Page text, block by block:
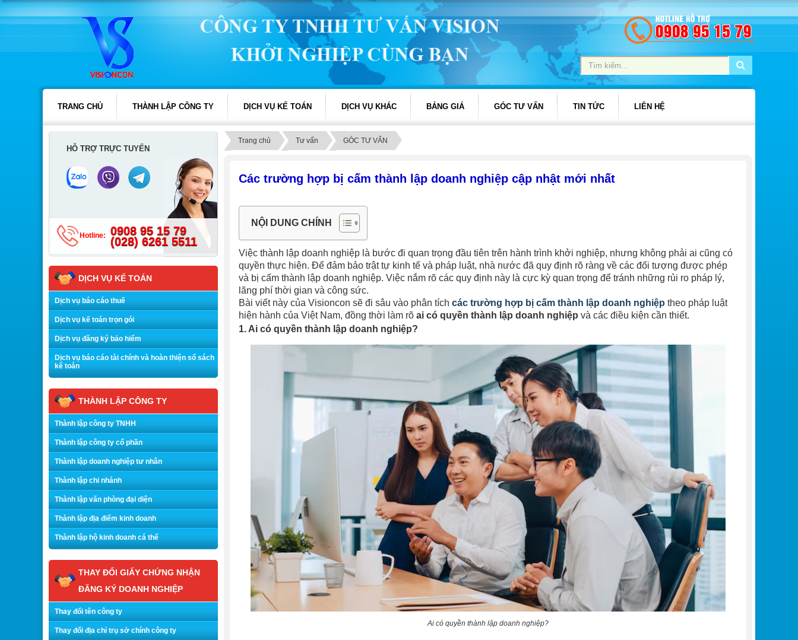
TRANG CHỦ THÀNH LẬP CÔNG TY DỊCH VỤ KẾ TOÁN DỊCH VỤ KHÁC BẢNG GIÁ GÓC TƯ VẤN TIN TỨC LIÊN HỆ
Trang chủ Tư vấn GÓC TƯ VẤN
Các trường hợp bị cấm thành lập doanh nghiệp cập nhật mới nhất
NỘI DUNG CHÍNH
Việc thành lập doanh nghiệp là bước đi quan trọng đầu tiên trên hành trình khởi nghiệp, nhưng không phải ai cũng có
quyền thực hiện. Để đảm bảo trật tự kinh tế và pháp luật, nhà nước đã quy định rõ ràng về các đối tượng được phép
và bị cấm thành lập doanh nghiệp. Việc nắm rõ các quy định này là cực kỳ quan trọng để tránh những rủi ro pháp lý,
lãng phí thời gian và công sức.
Bài viết này của Visioncon sẽ đi sâu vào phân tích các trường hợp bị cấm thành lập doanh nghiệp theo pháp luật
hiện hành của Việt Nam, đồng thời làm rõ ai có quyền thành lập doanh nghiệp và các điều kiện cần thiết.
1. Ai có quyền thành lập doanh nghiệp?
Ai có quyền thành lập doanh nghiệp?
HỖ TRỢ TRỰC TUYẾN
Hotline:
0908 95 15 79
(028) 6261 5511
DỊCH VỤ KẾ TOÁN
Dịch vụ báo cáo thuế
Dịch vụ kế toán trọn gói
Dịch vụ đăng ký bảo hiểm
Dịch vụ báo cáo tài chính và hoàn thiện sổ sách
kế toán
THÀNH LẬP CÔNG TY
Thành lập công ty TNHH
Thành lập công ty cổ phần
Thành lập doanh nghiệp tư nhân
Thành lập chi nhánh
Thành lập văn phòng đại diện
Thành lập địa điểm kinh doanh
Thành lập hộ kinh doanh cá thể
THAY ĐỔI GIẤY CHỨNG NHẬN
ĐĂNG KÝ DOANH NGHIỆP
Thay đổi tên công ty
Thay đổi địa chỉ trụ sở chính công ty